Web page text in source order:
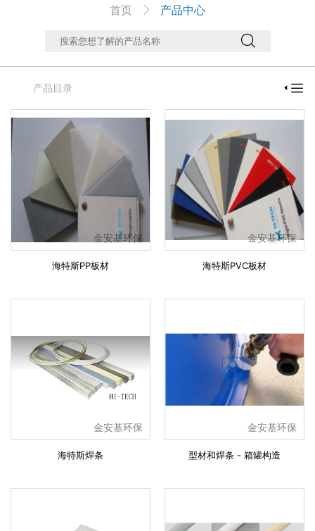
首页  产品中心

产品目录  
金安基环保
海特斯PP板材
金安基环保
海特斯PVC板材
金安基环保
海特斯焊条
金安基环保
型材和焊条 - 箱罐构造